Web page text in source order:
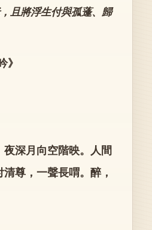
且將浮生付與孤蓬、歸
》
深月向空階映。人間
尊，一聲長喟。醉，